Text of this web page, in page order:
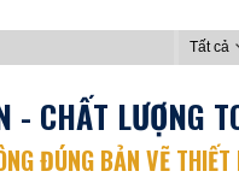
CHẤT LƯỢNG
ĐÚNG BẢN VẼ THIẾT